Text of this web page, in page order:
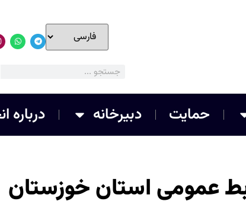
حمایت دبیرخانه درباره
عمومی استان خوزستان